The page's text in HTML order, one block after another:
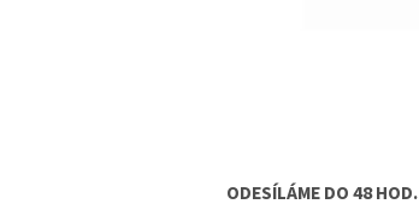
ODESÍLÁME DO 48 HOD.